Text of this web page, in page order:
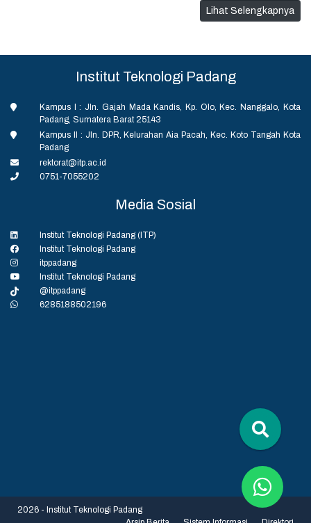
Lihat Selengkapnya
Institut Teknologi Padang
Kampus I : Jln. Gajah Mada Kandis, Kp. Olo, Kec. Nanggalo, Kota
Padang, Sumatera Barat 25143
Kampus II : Jln. DPR, Kelurahan Aia Pacah, Kec. Koto Tangah Kota
Padang
rektorat@itp.ac.id
0751-7055202
Media Sosial
Institut Teknologi Padang (ITP)
Institut Teknologi Padang
itppadang
Institut Teknologi Padang
@itppadang
6285188502196
2026 - Institut Teknologi Padang